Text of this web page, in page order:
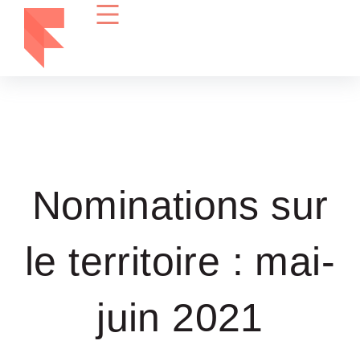
Nominations sur
le territoire : mai-
juin 2021